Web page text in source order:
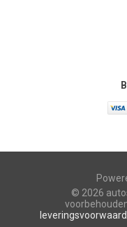
© 2026